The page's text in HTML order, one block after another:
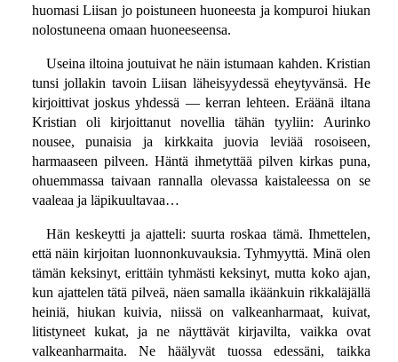
huomasi Liisan jo poistuneen huoneesta ja kompuroi hiukan
nolostuneena omaan huoneeseensa.
Useina iltoina joutuivat he näin istumaan kahden. Kristian
tunsi jollakin tavoin Liisan läheisyydessä eheytyvänsä. He
kirjoittivat joskus yhdessä — kerran lehteen. Eräänä iltana
Kristian oli kirjoittanut novellia tähän tyyliin: Aurinko
nousee, punaisia ja kirkkaita juovia leviää rosoiseen,
harmaaseen pilveen. Häntä ihmetyttää pilven kirkas puna,
ohuemmassa taivaan rannalla olevassa kaistaleessa on se
vaaleaa ja läpikuultavaa…
Hän keskeytti ja ajatteli: suurta roskaa tämä. Ihmettelen,
että näin kirjoitan luonnonkuvauksia. Tyhmyyttä. Minä olen
tämän keksinyt, erittäin tyhmästi keksinyt, mutta koko ajan,
kun ajattelen tätä pilveä, näen samalla ikäänkuin rikkaläjällä
heiniä, hiukan kuivia, niissä on valkeanharmaat, kuivat,
litistyneet kukat, ja ne näyttävät kirjavilta, vaikka ovat
valkeanharmaita. Ne häälyvät tuossa edessäni, taikka